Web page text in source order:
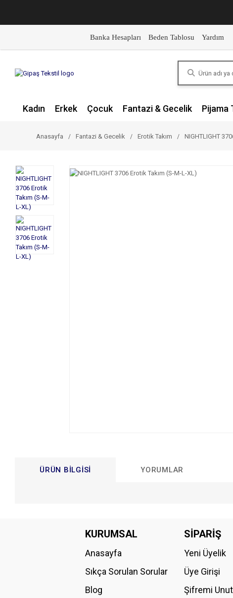
Banka Hesapları Beden Tablosu Yardım
Kadın Erkek Çocuk Fantazi & Gecelik Pijama
Anasayfa Fantazi & Gecelik Erotik Takım NIGHTLIGHT
ÜRÜN BILGISI YORUMLAR
Ürün resmi kalitesiz, bozuk veya görüntülenemiyor.
Ürün fiyatı diğer sitelerden daha pahalı.
KURUMSAL
Anasayfa
Sıkça Sorulan Sorular
Blog
SİPARİŞ
Yeni Üyelik
Üye Girişi
Şifremi